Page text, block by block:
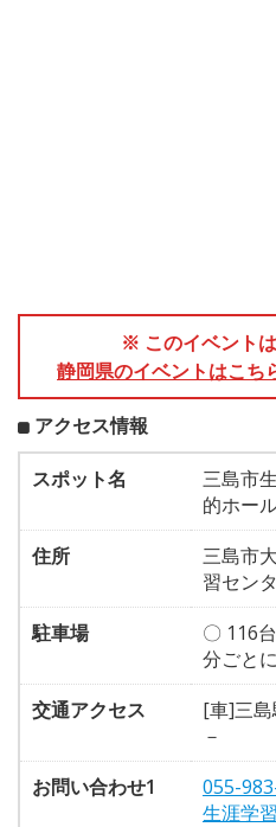
※ このイベントは
静岡県のイベントはこち
アクセス情報
スポット名
三島市
的ホー
住所
三島市
習セン
駐車場
〇 116
分ごと
交通アクセス
[車]三
－
お問い合わせ1
055-
生涯学